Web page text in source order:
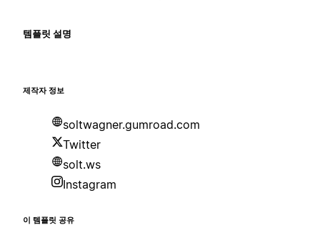
템플릿 설명
제작자 정보
soltwagner.gumroad.com
Twitter
solt.ws
Instagram
이 템플릿 공유